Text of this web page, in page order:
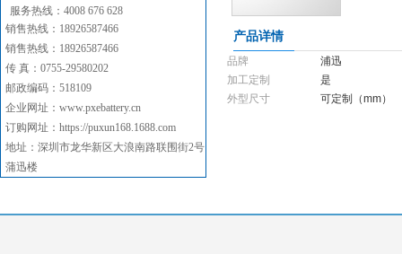
服务热线：4008 676 628
销售热线：18926587466
销售热线：18926587466
传 真：0755-29580202
邮政编码：518109
企业网址：www.pxebattery.cn
订购网址： https://puxun168.1688.com
地址：深圳市龙华新区大浪南路联围街2号
蒲迅楼
产品详情
品牌
浦迅
加工定制
是
外型尺寸
可定制（mm）